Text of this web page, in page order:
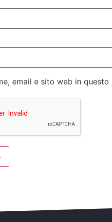
email e sito web in